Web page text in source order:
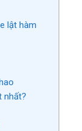
lật hàm
nhất?